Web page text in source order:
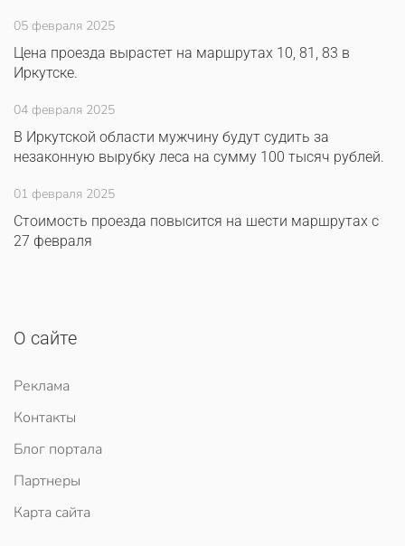
05 февраля 2025
Цена проезда вырастет на маршрутах 10, 81, 83 в
Иркутске.
04 февраля 2025
В Иркутской области мужчину будут судить за
незаконную вырубку леса на сумму 100 тысяч рублей.
01 февраля 2025
Стоимость проезда повысится на шести маршрутах с
27 февраля
О сайте
Реклама
Контакты
Блог портала
Партнеры
Карта сайта